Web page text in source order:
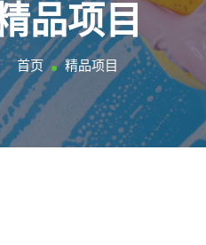
品项目
首页 精品项目